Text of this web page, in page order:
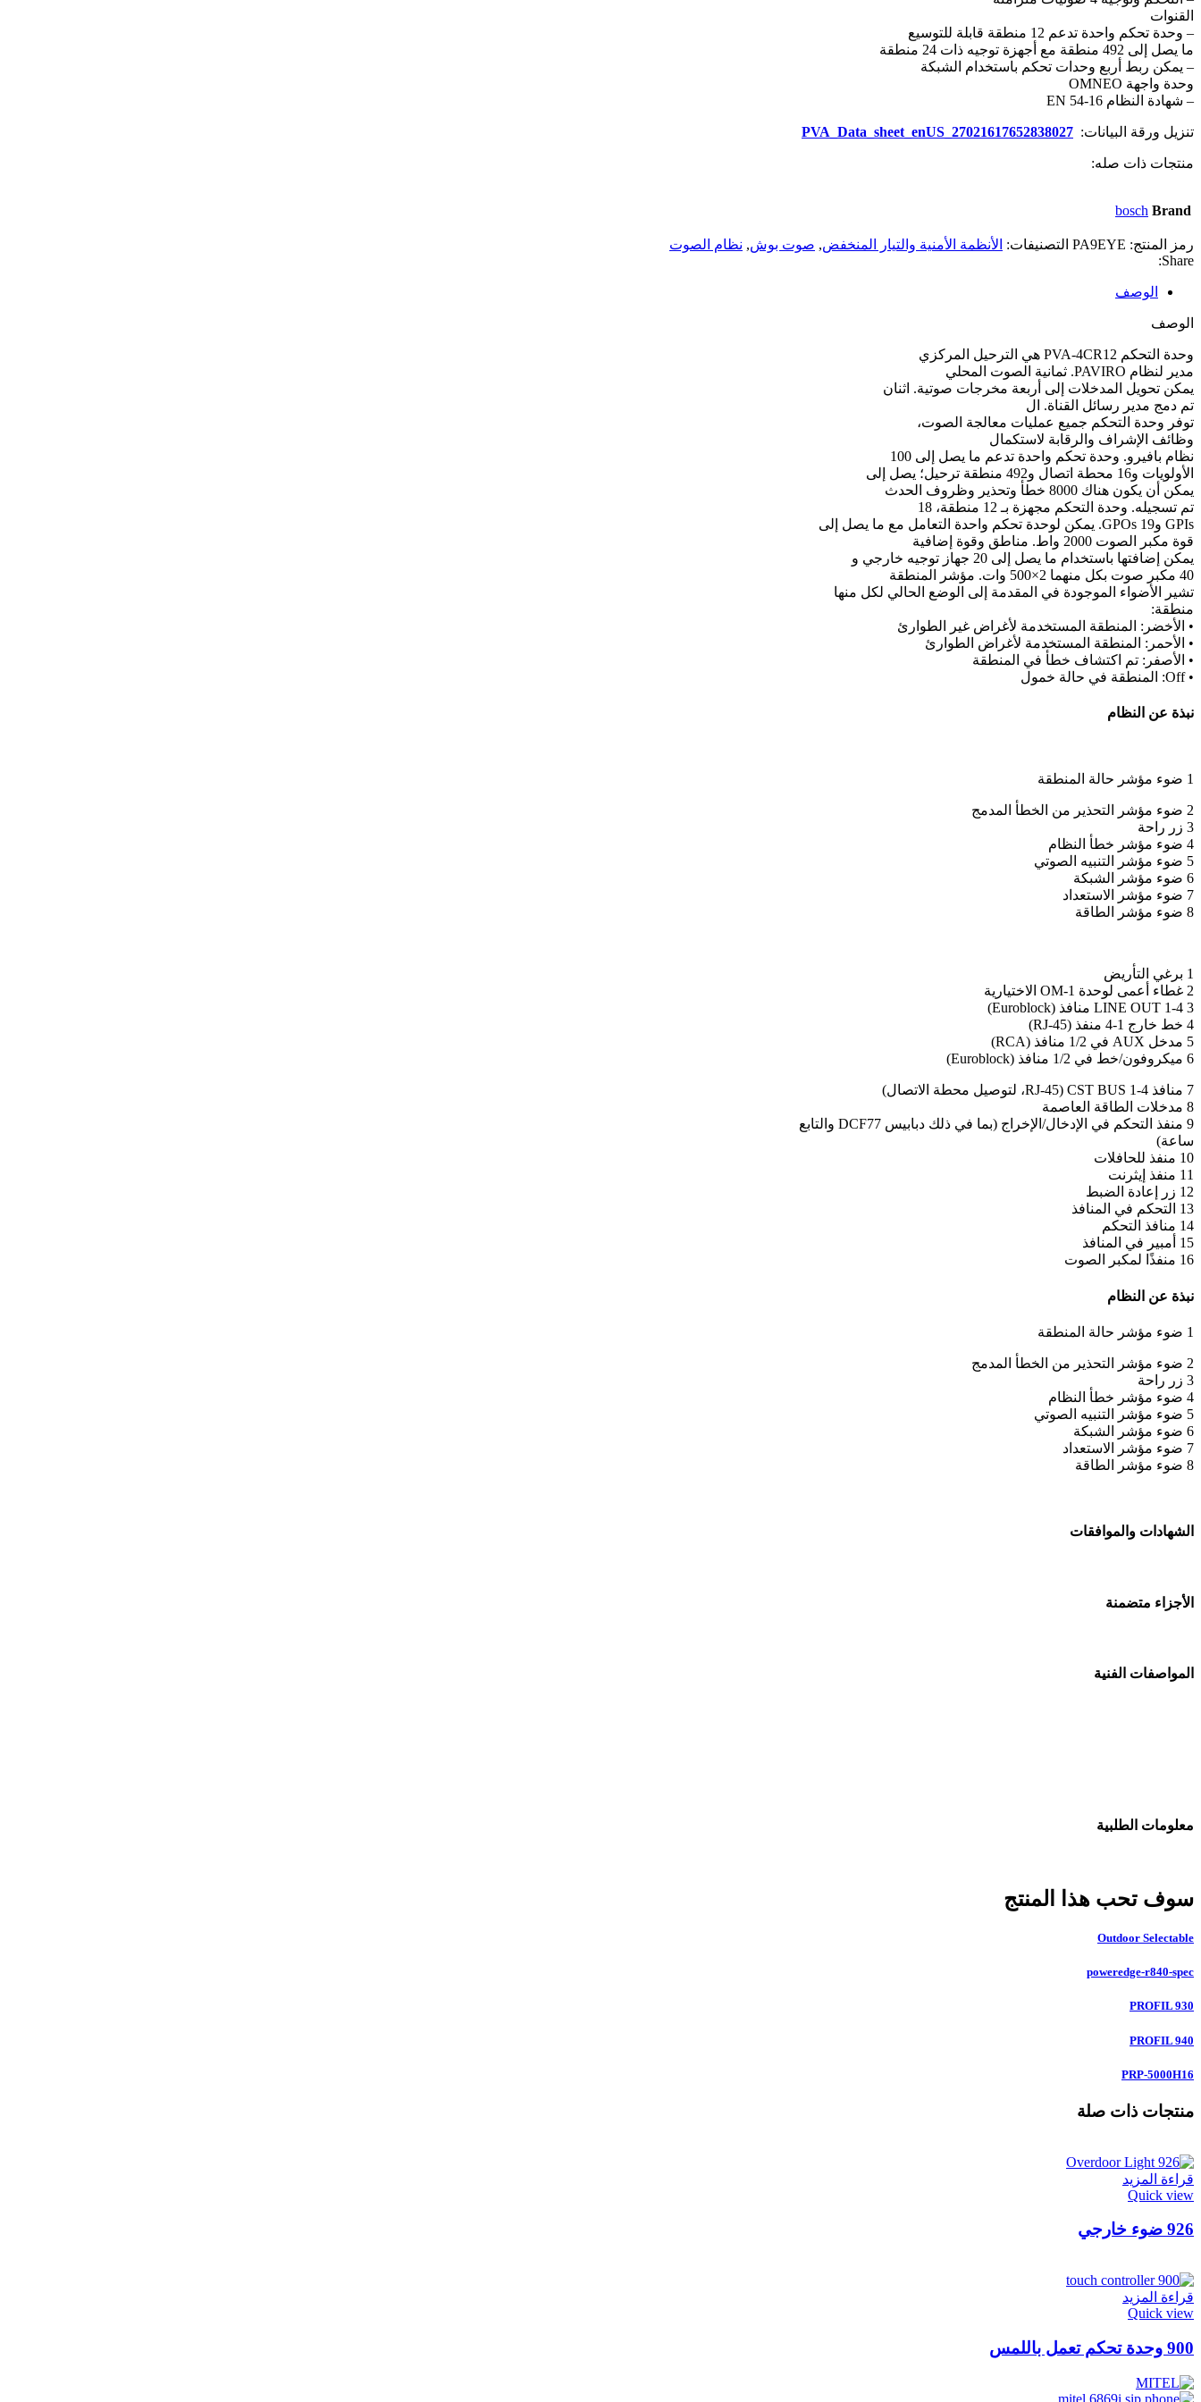
القنوات
– وحدة تحكم واحدة تدعم 12 منطقة قابلة للتوسيع
ما يصل إلى 492 منطقة مع أجهزة توجيه ذات 24 منطقة
– يمكن ربط أربع وحدات تحكم باستخدام الشبكة
وحدة واجهة OMNEO
– شهادة النظام EN 54-16
تنزيل ورقة البيانات: PVA_Data_sheet_enUS_27021617652838027
منتجات ذات صله:
Brand
bosch
رمز المنتج: PA9EYE التصنيفات: الأنظمة الأمنية والتيار المنخفض, صوت بوش, نظام الصوت
Share:
الوصف
الوصف
وحدة التحكم PVA-4CR12 هي الترحيل المركزي
مدير لنظام PAVIRO. ثمانية الصوت المحلي
يمكن تحويل المدخلات إلى أربعة مخرجات صوتية. اثنان
تم دمج مدير رسائل القناة. ال
توفر وحدة التحكم جميع عمليات معالجة الصوت،
وظائف الإشراف والرقابة لاستكمال
نظام بافيرو. وحدة تحكم واحدة تدعم ما يصل إلى 100
الأولويات و16 محطة اتصال و492 منطقة ترحيل؛ يصل إلى
يمكن أن يكون هناك 8000 خطأ وتحذير وظروف الحدث
تم تسجيله. وحدة التحكم مجهزة بـ 12 منطقة، 18
GPIs و19 GPOs. يمكن لوحدة تحكم واحدة التعامل مع ما يصل إلى
قوة مكبر الصوت 2000 واط. مناطق وقوة إضافية
يمكن إضافتها باستخدام ما يصل إلى 20 جهاز توجيه خارجي و
40 مكبر صوت بكل منهما 2×500 وات. مؤشر المنطقة
تشير الأضواء الموجودة في المقدمة إلى الوضع الحالي لكل منها
منطقة:
• الأخضر: المنطقة المستخدمة لأغراض غير الطوارئ
• الأحمر: المنطقة المستخدمة لأغراض الطوارئ
• الأصفر: تم اكتشاف خطأ في المنطقة
• Off: المنطقة في حالة خمول
نبذة عن النظام
1 ضوء مؤشر حالة المنطقة
2 ضوء مؤشر التحذير من الخطأ المدمج
3 زر راحة
4 ضوء مؤشر خطأ النظام
5 ضوء مؤشر التنبيه الصوتي
6 ضوء مؤشر الشبكة
7 ضوء مؤشر الاستعداد
8 ضوء مؤشر الطاقة
1 برغي التأريض
2 غطاء أعمى لوحدة OM-1 الاختيارية
3 LINE OUT 1-4 منافذ (Euroblock)
4 خط خارج 1-4 منفذ (RJ-45)
5 مدخل AUX في 1/2 منافذ (RCA)
6 ميكروفون/خط في 1/2 منافذ (Euroblock)
7 منافذ CST BUS 1-4 (RJ-45، لتوصيل محطة الاتصال)
8 مدخلات الطاقة العاصمة
9 منفذ التحكم في الإدخال/الإخراج (بما في ذلك دبابيس DCF77 والتابع
ساعة)
10 منفذ للحافلات
11 منفذ إيثرنت
12 زر إعادة الضبط
13 التحكم في المنافذ
14 منافذ التحكم
15 أمبير في المنافذ
16 منفذًا لمكبر الصوت
نبذة عن النظام
1 ضوء مؤشر حالة المنطقة
2 ضوء مؤشر التحذير من الخطأ المدمج
3 زر راحة
4 ضوء مؤشر خطأ النظام
5 ضوء مؤشر التنبيه الصوتي
6 ضوء مؤشر الشبكة
7 ضوء مؤشر الاستعداد
8 ضوء مؤشر الطاقة
الشهادات والموافقات
الأجزاء متضمنة
المواصفات الفنية
معلومات الطلبية
سوف تحب هذا المنتج
Outdoor Selectable
poweredge-r840-spec
PROFIL 930
PROFIL 940
PRP-5000H16
منتجات ذات صلة
قراءة المزيد
Quick view
926 ضوء خارجي
قراءة المزيد
Quick view
900 وحدة تحكم تعمل باللمس